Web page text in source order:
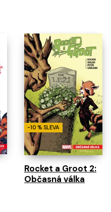
-10 % SLEVA
Rocket a Groot 2:
Občasná válka